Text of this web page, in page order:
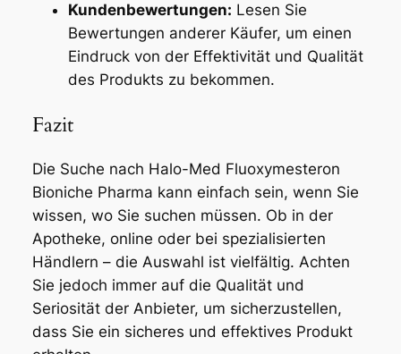
Kundenbewertungen: Lesen Sie
Bewertungen anderer Käufer, um einen
Eindruck von der Effektivität und Qualität
des Produkts zu bekommen.
Fazit
Die Suche nach Halo-Med Fluoxymesteron
Bioniche Pharma kann einfach sein, wenn Sie
wissen, wo Sie suchen müssen. Ob in der
Apotheke, online oder bei spezialisierten
Händlern – die Auswahl ist vielfältig. Achten
Sie jedoch immer auf die Qualität und
Seriosität der Anbieter, um sicherzustellen,
dass Sie ein sicheres und effektives Produkt